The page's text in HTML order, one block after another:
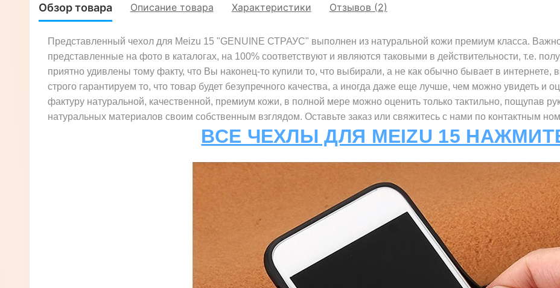
Обзор товара Описание товара Характеристики Отзывов (2)
Представленный чехол для Meizu 15 "GENUINE СТРАУС" выполнен из натуральной кожи премиум класса.
представленные на фото в каталогах, на 100% соответствуют и являются таковыми в действительности, т.е.
приятно удивлены тому факту, что Вы наконец-то купили то, что выбирали, а не как обычно бывает в
строго гарантируем то, что товар будет безупречного качества, а иногда даже еще лучше, чем можно увидеть и
фактуру натуральной, качественной, премиум кожи, в полной мере можно оценить только тактильно, пощупав
натуральных материалов своим собственным взглядом. Оставьте заказ или свяжитесь с нами по контактным
ВСЕ ЧЕХЛЫ ДЛЯ MEIZU 15